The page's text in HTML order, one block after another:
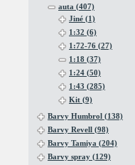
auta (407)
Jiné (1)
1:32 (6)
1:72-76 (27)
1:18 (37)
1:24 (50)
1:43 (285)
Kit (9)
Barvy Humbrol (138)
Barvy Revell (98)
Barvy Tamiya (204)
Barvy spray (129)